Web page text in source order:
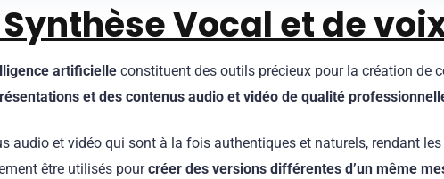
Vocal et de
artificielle constituent des outils précieux pour la création de
et des contenus audio et vidéo de qualité
audio et vidéo qui sont à la fois authentiques et naturels, rendant
être utilisés pourcréer des versions différentes d’un même